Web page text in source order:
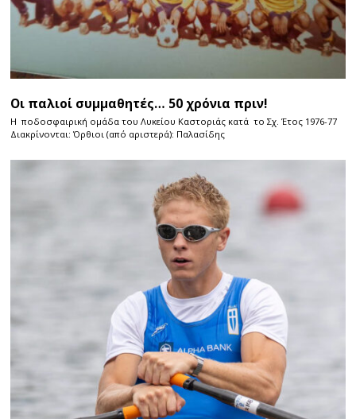
Οι παλιοί συμμαθητές… 50 χρόνια πριν!
Η ποδοσφαιρική ομάδα του Λυκείου Καστοριάς κατά το Σχ. Έτος 1976-77
Διακρίνονται: Όρθιοι (από αριστερά): Παλασίδης